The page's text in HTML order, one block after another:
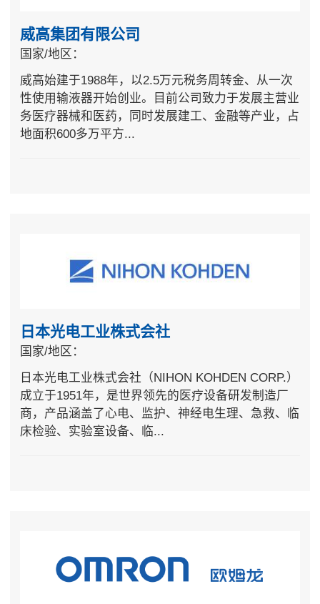
威高集团有限公司
国家/地区：
威高始建于1988年，以2.5万元税务周转金、从一次
性使用输液器开始创业。目前公司致力于发展主营业
务医疗器械和医药，同时发展建工、金融等产业，占
地面积600多万平方...
日本光电工业株式会社
国家/地区：
日本光电工业株式会社（NIHON KOHDEN CORP.）
成立于1951年，是世界领先的医疗设备研发制造厂
商，产品涵盖了心电、监护、神经电生理、急救、临
床检验、实验室设备、临...